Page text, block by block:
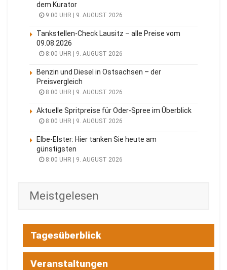
dem Kurator
9:00 UHR | 9. AUGUST 2026
Tankstellen-Check Lausitz – alle Preise vom
09.08.2026
8:00 UHR | 9. AUGUST 2026
Benzin und Diesel in Ostsachsen – der
Preisvergleich
8:00 UHR | 9. AUGUST 2026
Aktuelle Spritpreise für Oder-Spree im Überblick
8:00 UHR | 9. AUGUST 2026
Elbe-Elster: Hier tanken Sie heute am
günstigsten
8:00 UHR | 9. AUGUST 2026
Meistgelesen
Tagesüberblick
Veranstaltungen